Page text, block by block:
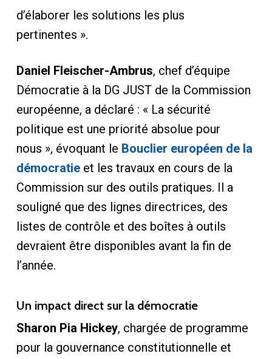
d’élaborer les solutions les plus
pertinentes ».
Daniel Fleischer-Ambrus, chef d’équipe
Démocratie à la DG JUST de la Commission
européenne, a déclaré : « La sécurité
politique est une priorité absolue pour
nous », évoquant le Bouclier européen de la
démocratieet les travaux en cours de la
Commission sur des outils pratiques. Il a
souligné que des lignes directrices, des
listes de contrôle et des boîtes à outils
devraient être disponibles avant la fin de
l’année.
Un impact direct sur la démocratie
Sharon Pia Hickey, chargée de programme
pour la gouvernance constitutionnelle et